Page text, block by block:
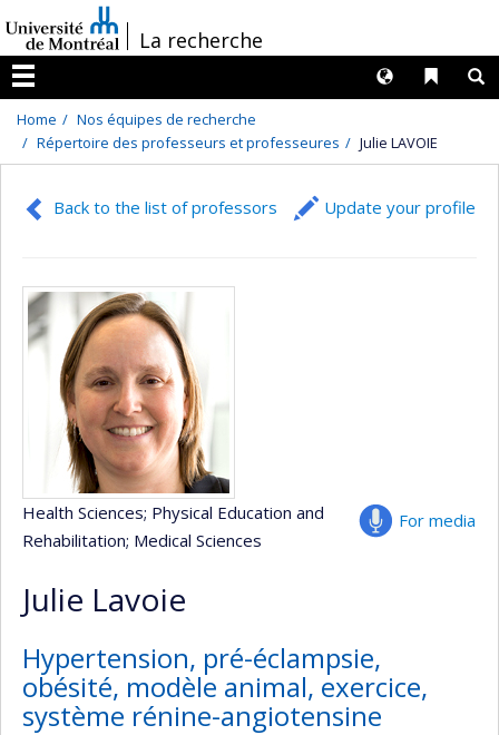
au
contenu
/La recherche
Menu
Liens
Langues
Home
Nos équipes de recherche
Répertoire des professeurs et professeures
Julie LAVOIE
Back to the list of professors Update your profile
For media
Health Sciences; Physical Education and
Rehabilitation; Medical Sciences
Julie Lavoie
Hypertension, pré-éclampsie,
obésité, modèle animal, exercice,
système rénine-angiotensine